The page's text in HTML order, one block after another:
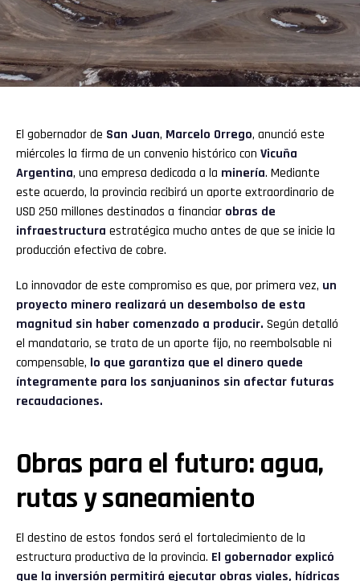
El gobernador de San Juan, Marcelo Orrego, anunció este
miércoles la firma de un convenio histórico con Vicuña
Argentina, una empresa dedicada a la minería. Mediante
este acuerdo, la provincia recibirá un aporte extraordinario de
USD 250 millones destinados a financiar obras de
infraestructura estratégica mucho antes de que se inicie la
producción efectiva de cobre.
Lo innovador de este compromiso es que, por primera vez, un
proyecto minero realizará un desembolso de esta
magnitud sin haber comenzado a producir. Según detalló
el mandatario, se trata de un aporte fijo, no reembolsable ni
compensable, lo que garantiza que el dinero quede
íntegramente para los sanjuaninos sin afectar futuras
recaudaciones.
Obras para el futuro: agua,
rutas y saneamiento
El destino de estos fondos será el fortalecimiento de la
estructura productiva de la provincia. El gobernador explicó
que la inversión permitirá ejecutar obras viales, hídricas